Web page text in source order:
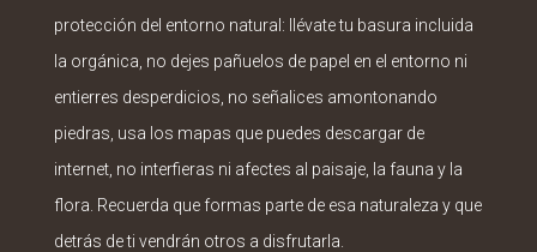
protección del entorno natural: llévate tu basura incluida
la orgánica, no dejes pañuelos de papel en el entorno ni
entierres desperdicios, no señalices amontonando
piedras, usa los mapas que puedes descargar de
internet, no interfieras ni afectes al paisaje, la fauna y la
flora. Recuerda que formas parte de esa naturaleza y que
detrás de ti vendrán otros a disfrutarla.